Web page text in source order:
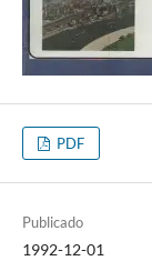
PDF
Publicado
1992-12-01